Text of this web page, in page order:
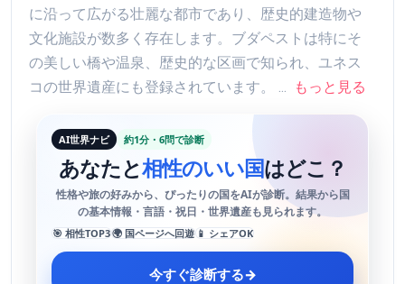
に沿って広がる壮麗な都市であり、歴史的建造物や
文化施設が数多く存在します。ブダペストは特にそ
の美しい橋や温泉、歴史的な区画で知られ、ユネス
コの世界遺産にも登録されています。 ...
もっと見る
AI世界ナビ 約1分・6問で診断
あなたと相性のいい国はどこ？
性格や旅の好みから、ぴったりの国をAIが診断。結果から国
の基本情報・言語・祝日・世界遺産も見られます。
🎯 相性TOP3🌍 国ページへ回遊 📱 シェアOK
今すぐ診断する→